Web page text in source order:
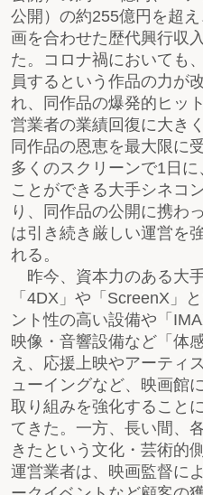
公開）の約255億円を超
画を合わせた歴代興行収
た。コロナ禍においても
員するという作品の力が
れ、同作品の爆発的ヒッ
営業者の業績回復に大き
同作品の恩恵を最大限に
多くのスクリーンで1日
ことができる大手シネコ
り、同作品の公開に携わ
は引き続き厳しい運営を
れる。
昨今、資本力のある大
「4DX」や「ScreenX」
ント性の高い設備や「
映像・音響設備など「体
え、応援上映やアーティ
ューイングなど、映画館
取り組みを強化すること
てきた。一方、長い間、
きたという文化・芸術的
運営業者は、映画監督に